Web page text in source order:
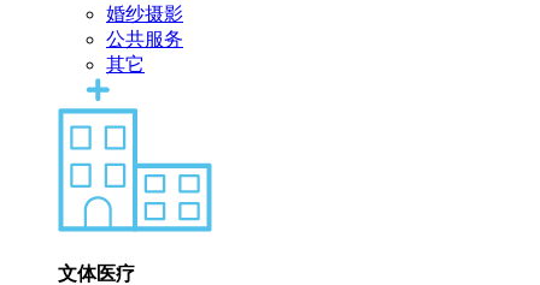
婚纱摄影
公共服务
其它
文体医疗